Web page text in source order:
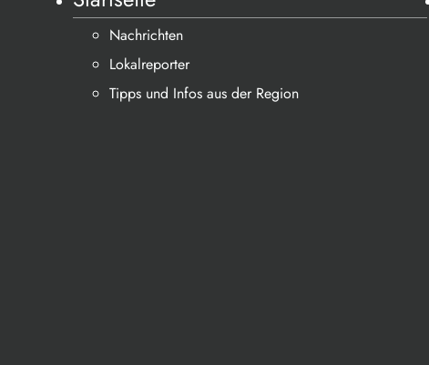
Nachrichten
Lokalreporter
Tipps und Infos aus der Region